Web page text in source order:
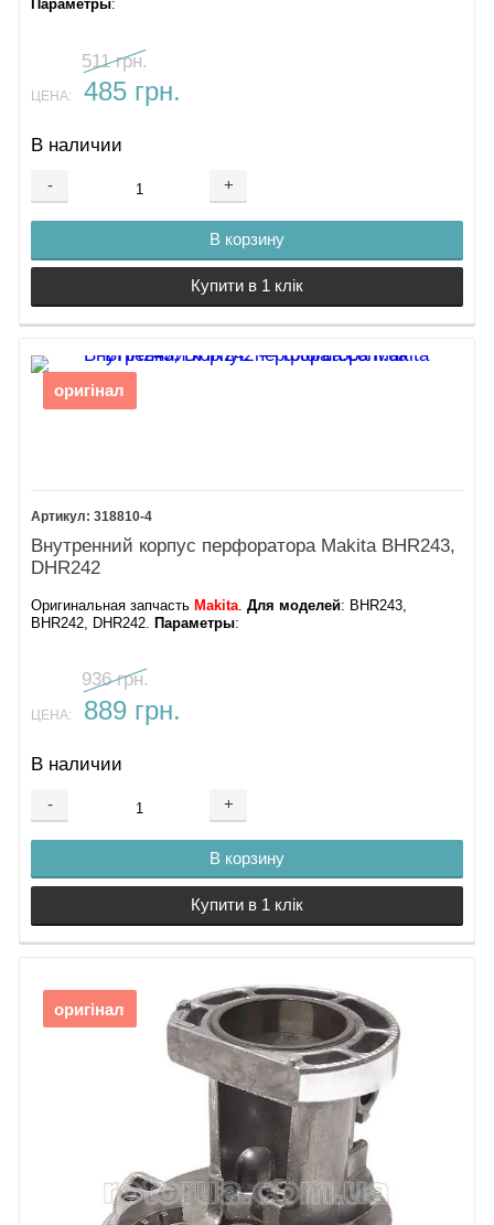
Параметры:
511 грн.
ЦЕНА: 485 грн.
В наличии
- +
В корзину
Купити в 1 клік
оригінал
318810-4
Внутренний корпус перфоратора Makita BHR243,
DHR242
Оригинальная запчасть Makita .Для моделей: BHR243,
BHR242, DHR242.
Параметры:
936 грн.
ЦЕНА: 889 грн.
В наличии
- +
В корзину
Купити в 1 клік
оригінал